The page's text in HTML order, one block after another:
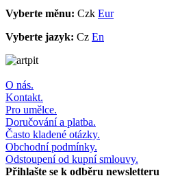
Vyberte měnu: Czk Eur
Vyberte jazyk: Cz En
O nás.
Kontakt.
Pro umělce.
Doručování a platba.
Často kladené otázky.
Obchodní podmínky.
Odstoupení od kupní smlouvy.
Přihlašte se k odběru newsletteru